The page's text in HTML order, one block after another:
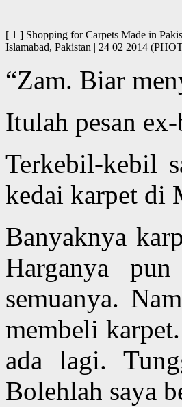
[ 1 ] Shopping for Carpets Made in
Islamabad, Pakistan | 24 02 2014
“Zam. Biar
Itulah pesan
Terkebil-kebil
kedai karpet di
Banyaknya
Harganya
semuanya.
membeli
ada lagi.
Bolehlah saya